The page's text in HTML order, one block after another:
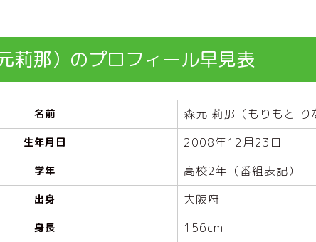
莉那）のプロフィール早見表
名前 森元 莉那（もりもと り
生年月日 2008年12月23日
学年 高校2年（番組表記）
出身 大阪府
身長 156cm